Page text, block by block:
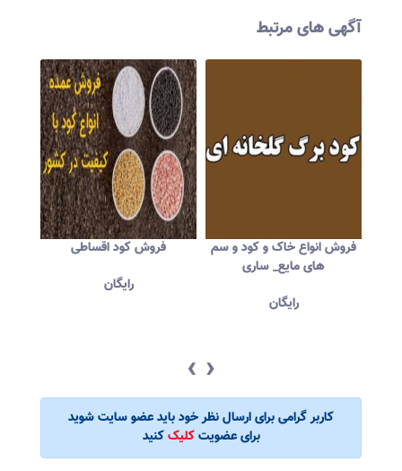
آگهی های مرتبط
فروش کود اقساطی
رایگان
فروش انواع خاک و کود و سم
های مایع_ ساری
رایگان
‹ ›
کاربر گرامی برای ارسال نظر خود باید عضو سایت شوید
برای عضویتکلیککنید